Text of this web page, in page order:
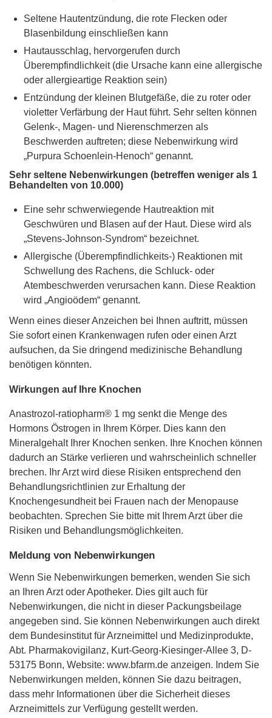
Seltene Hautentzündung, die rote Flecken oder
Blasenbildung einschließen kann
Hautausschlag, hervorgerufen durch
Überempfindlichkeit (die Ursache kann eine allergische
oder allergieartige Reaktion sein)
Entzündung der kleinen Blutgefäße, die zu roter oder
violetter Verfärbung der Haut führt. Sehr selten können
Gelenk-, Magen- und Nierenschmerzen als
Beschwerden auftreten; diese Nebenwirkung wird
„Purpura Schoenlein-Henoch“ genannt.
Sehr seltene Nebenwirkungen (betreffen weniger als 1
Behandelten von 10.000)
Eine sehr schwerwiegende Hautreaktion mit
Geschwüren und Blasen auf der Haut. Diese wird als
„Stevens-Johnson-Syndrom“ bezeichnet.
Allergische (Überempfindlichkeits-) Reaktionen mit
Schwellung des Rachens, die Schluck- oder
Atembeschwerden verursachen kann. Diese Reaktion
wird „Angioödem“ genannt.
Wenn eines dieser Anzeichen bei Ihnen auftritt, müssen
Sie sofort einen Krankenwagen rufen oder einen Arzt
aufsuchen, da Sie dringend medizinische Behandlung
benötigen könnten.
Wirkungen auf Ihre Knochen
Anastrozol-ratiopharm® 1 mg senkt die Menge des
Hormons Östrogen in Ihrem Körper. Dies kann den
Mineralgehalt Ihrer Knochen senken. Ihre Knochen können
dadurch an Stärke verlieren und wahrscheinlich schneller
brechen. Ihr Arzt wird diese Risiken entsprechend den
Behandlungsrichtlinien zur Erhaltung der
Knochengesundheit bei Frauen nach der Menopause
beobachten. Sprechen Sie bitte mit Ihrem Arzt über die
Risiken und Behandlungsmöglichkeiten.
Meldung von Nebenwirkungen
Wenn Sie Nebenwirkungen bemerken, wenden Sie sich
an Ihren Arzt oder Apotheker. Dies gilt auch für
Nebenwirkungen, die nicht in dieser Packungsbeilage
angegeben sind. Sie können Nebenwirkungen auch direkt
dem Bundesinstitut für Arzneimittel und Medizinprodukte,
Abt. Pharmakovigilanz, Kurt-Georg-Kiesinger-Allee 3, D-
53175 Bonn, Website: www.bfarm.de anzeigen. Indem Sie
Nebenwirkungen melden, können Sie dazu beitragen,
dass mehr Informationen über die Sicherheit dieses
Arzneimittels zur Verfügung gestellt werden.